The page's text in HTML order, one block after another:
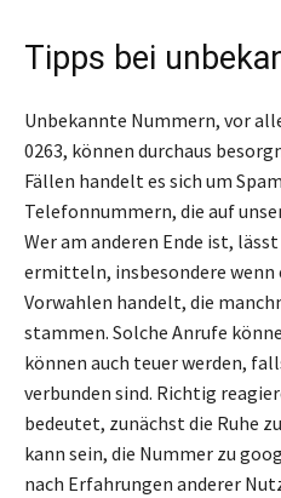
Tipps bei
Unbekannte Nummern, vor
0263, können durchaus
Fällen handelt es sich um
Telefonnummern, die auf
Wer am anderen Ende ist,
ermitteln, insbesondere
Vorwahlen handelt, die
stammen. Solche Anrufe
können auch teuer werden,
verbunden sind. Richtig
bedeutet, zunächst die Ruhe
kann sein, die Nummer zu
nach Erfahrungen anderer